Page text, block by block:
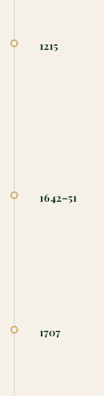
1215
1642–51
1707